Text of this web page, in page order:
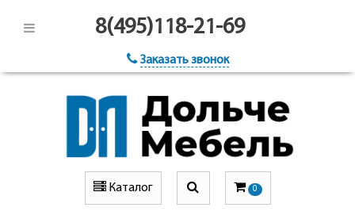
8(495)118-21-69
Заказать звонок
Каталог 0